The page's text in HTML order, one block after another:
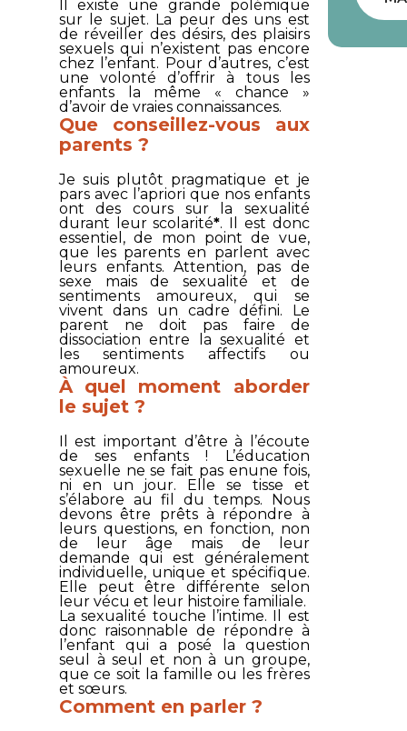
Il existe une grande polémique
sur le sujet. La peur des uns est
de réveiller des désirs, des plaisirs
sexuels qui n’existent pas encore
chez l’enfant. Pour d’autres, c’est
une volonté d’offrir à tous les
enfants la même « chance »
d’avoir de vraies connaissances.
Que conseillez-vous aux
parents ?
Je suis plutôt pragmatique et je
pars avec l’apriori que nos enfants
ont des cours sur la sexualité
durant leur scolarité*. Il est donc
essentiel, de mon point de vue,
que les parents en parlent avec
leurs enfants. Attention, pas de
sexe mais de sexualité et de
sentiments amoureux, qui se
vivent dans un cadre défini. Le
parent ne doit pas faire de
dissociation entre la sexualité et
les sentiments affectifs ou
amoureux.
À quel moment aborder
le sujet ?
Il est important d’être à l’écoute
de ses enfants ! L’éducation
sexuelle ne se fait pas enune fois,
ni en un jour. Elle se tisse et
s’élabore au fil du temps. Nous
devons être prêts à répondre à
leurs questions, en fonction, non
de leur âge mais de leur
demande qui est généralement
individuelle, unique et spécifique.
Elle peut être différente selon
leur vécu et leur histoire familiale.
La sexualité touche l’intime. Il est
donc raisonnable de répondre à
l’enfant qui a posé la question
seul à seul et non à un groupe,
que ce soit la famille ou les frères
et sœurs.
Comment en parler ?